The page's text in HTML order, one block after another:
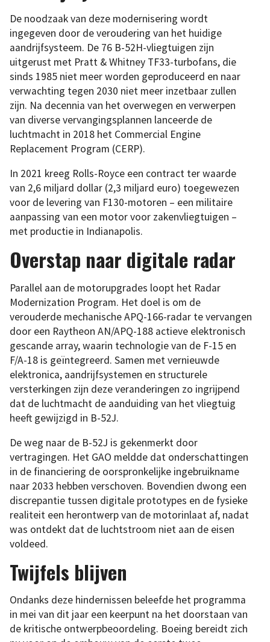
De noodzaak van deze modernisering wordt
ingegeven door de veroudering van het huidige
aandrijfsysteem. De 76 B-52H-vliegtuigen zijn
uitgerust met Pratt & Whitney TF33-turbofans, die
sinds 1985 niet meer worden geproduceerd en naar
verwachting tegen 2030 niet meer inzetbaar zullen
zijn. Na decennia van het overwegen en verwerpen
van diverse vervangingsplannen lanceerde de
luchtmacht in 2018 het Commercial Engine
Replacement Program (CERP).
In 2021 kreeg Rolls-Royce een contract ter waarde
van 2,6 miljard dollar (2,3 miljard euro) toegewezen
voor de levering van F130-motoren – een militaire
aanpassing van een motor voor zakenvliegtuigen –
met productie in Indianapolis.
Overstap naar digitale radar
Parallel aan de motorupgrades loopt het Radar
Modernization Program. Het doel is om de
verouderde mechanische APQ-166-radar te vervangen
door een Raytheon AN/APQ-188 actieve elektronisch
gescande array, waarin technologie van de F-15 en
F/A-18 is geïntegreerd. Samen met vernieuwde
elektronica, aandrijfsystemen en structurele
versterkingen zijn deze veranderingen zo ingrijpend
dat de luchtmacht de aanduiding van het vliegtuig
heeft gewijzigd in B-52J.
De weg naar de B-52J is gekenmerkt door
vertragingen. Het GAO meldde dat onderschattingen
in de financiering de oorspronkelijke ingebruikname
naar 2033 hebben verschoven. Bovendien dwong een
discrepantie tussen digitale prototypes en de fysieke
realiteit een herontwerp van de motorinlaat af, nadat
was ontdekt dat de luchtstroom niet aan de eisen
voldeed.
Twijfels blijven
Ondanks deze hindernissen beleefde het programma
in mei van dit jaar een keerpunt na het doorstaan van
de kritische ontwerpbeoordeling. Boeing bereidt zich